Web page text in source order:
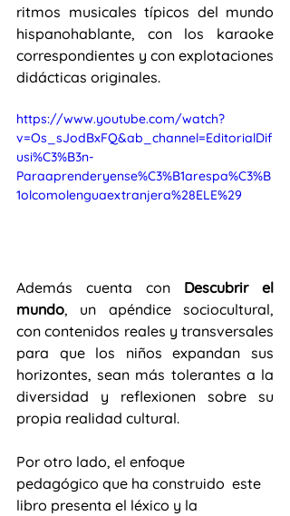
ritmos musicales típicos del mundo
hispanohablante, con los karaoke
correspondientes y con explotaciones
didácticas originales.
https://www.youtube.com/watch?
v=Os_sJodBxFQ&ab_channel=EditorialDif
usi%C3%B3n-
Paraaprenderyense%C3%B1arespa%C3%B
1olcomolenguaextranjera%28ELE%29
Además cuenta con Descubrir el
mundo, un apéndice sociocultural,
con contenidos reales y transversales
para que los niños expandan sus
horizontes, sean más tolerantes a la
diversidad y reflexionen sobre su
propia realidad cultural.
Por otro lado, el enfoque
pedagógico que ha construido  este
libro presenta el léxico y la